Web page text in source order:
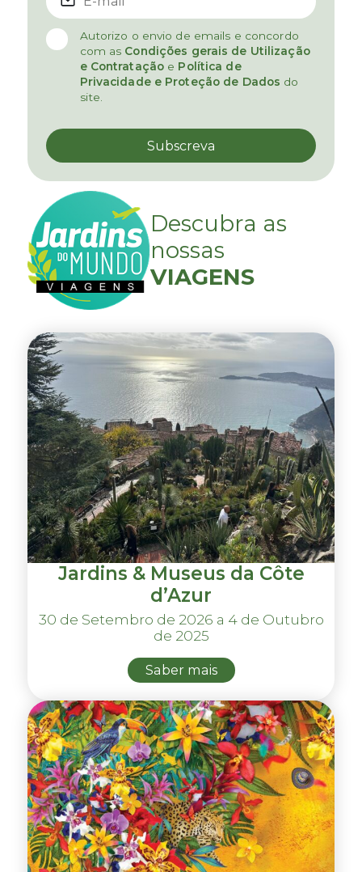
Autorizo o envio de emails e concordo
com as Condições gerais de Utilização
e Contratação e Política de
Privacidade e Proteção de Dados do
site.
Descubra as
nossas
VIAGENS
Jardins & Museus da Côte
d’Azur
30 de Setembro de 2026 a 4 de Outubro
de 2025
Saber mais